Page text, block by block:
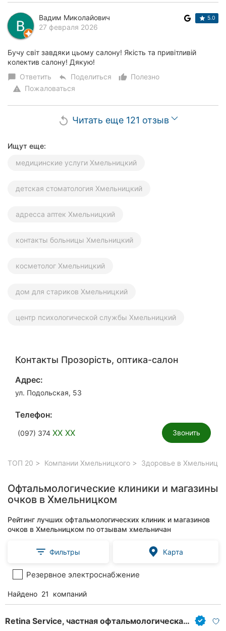
Вадим Миколайович
27 февраля 2026
5.0
Бучу світ завдяки цьому салону! Якість та привітливій
колектив салону! Дякую!
chat_bubble Ответить reply Поделиться thumb_up_alt
Полезно
warning Пожаловаться
replay Читать еще 121 отзыв
Ищут еще:
медицинские услуги Хмельницкий
детская стоматология Хмельницкий
адресса аптек Хмельницкий
контакты больницы Хмельницкий
косметолог Хмельницкий
дом для стариков Хмельницкий
центр психологической службы Хмельницкий
Контакты Прозорість, оптика-салон
Адрес:
ул. Подольская, 53
Телефон:
(097) 374 XX XX Звонить
ТОП 20 Компании Хмельницкого Здоровье в
Офтальмологические клиники и магазины
очков в Хмельницком
Рейтинг лучших офтальмологических клиник и магазинов
очков в Хмельницком по отзывам хмельничан
Фильтры Карта
Резервное электроснабжение
Найдено 21 компаний
Retina Service, частная офтальмологическая практика